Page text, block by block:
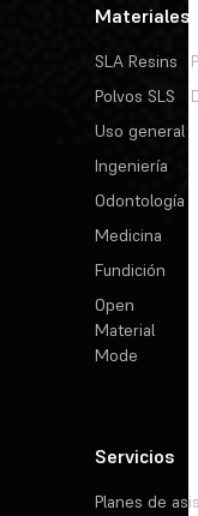
Materiales
SLA Resins
Polvos SLS
Uso general
Ingeniería
Odontología
Medicina
Fundición
Open
Material
Mode
Servicios
Planes de